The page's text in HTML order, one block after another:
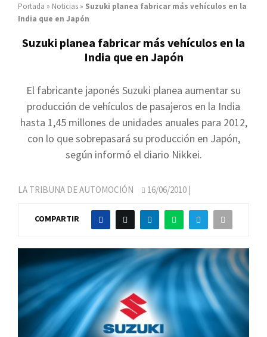
Portada » Noticias » Suzuki planea fabricar más vehículos en la
India que en Japón
Suzuki planea fabricar más vehículos en la
India que en Japón
El fabricante japonés Suzuki planea aumentar su
producción de vehículos de pasajeros en la India
hasta 1,45 millones de unidades anuales para 2012,
con lo que sobrepasará su producción en Japón,
según informó el diario Nikkei.
LA TRIBUNA DE AUTOMOCIÓN 16/06/2010 |
COMPARTIR